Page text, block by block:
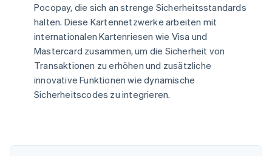
Pocopay, die sich an strenge Sicherheitsstandards
halten. Diese Kartennetzwerke arbeiten mit
internationalen Kartenriesen wie Visa und
Mastercard zusammen, um die Sicherheit von
Transaktionen zu erhöhen und zusätzliche
innovative Funktionen wie dynamische
Sicherheitscodes zu integrieren.